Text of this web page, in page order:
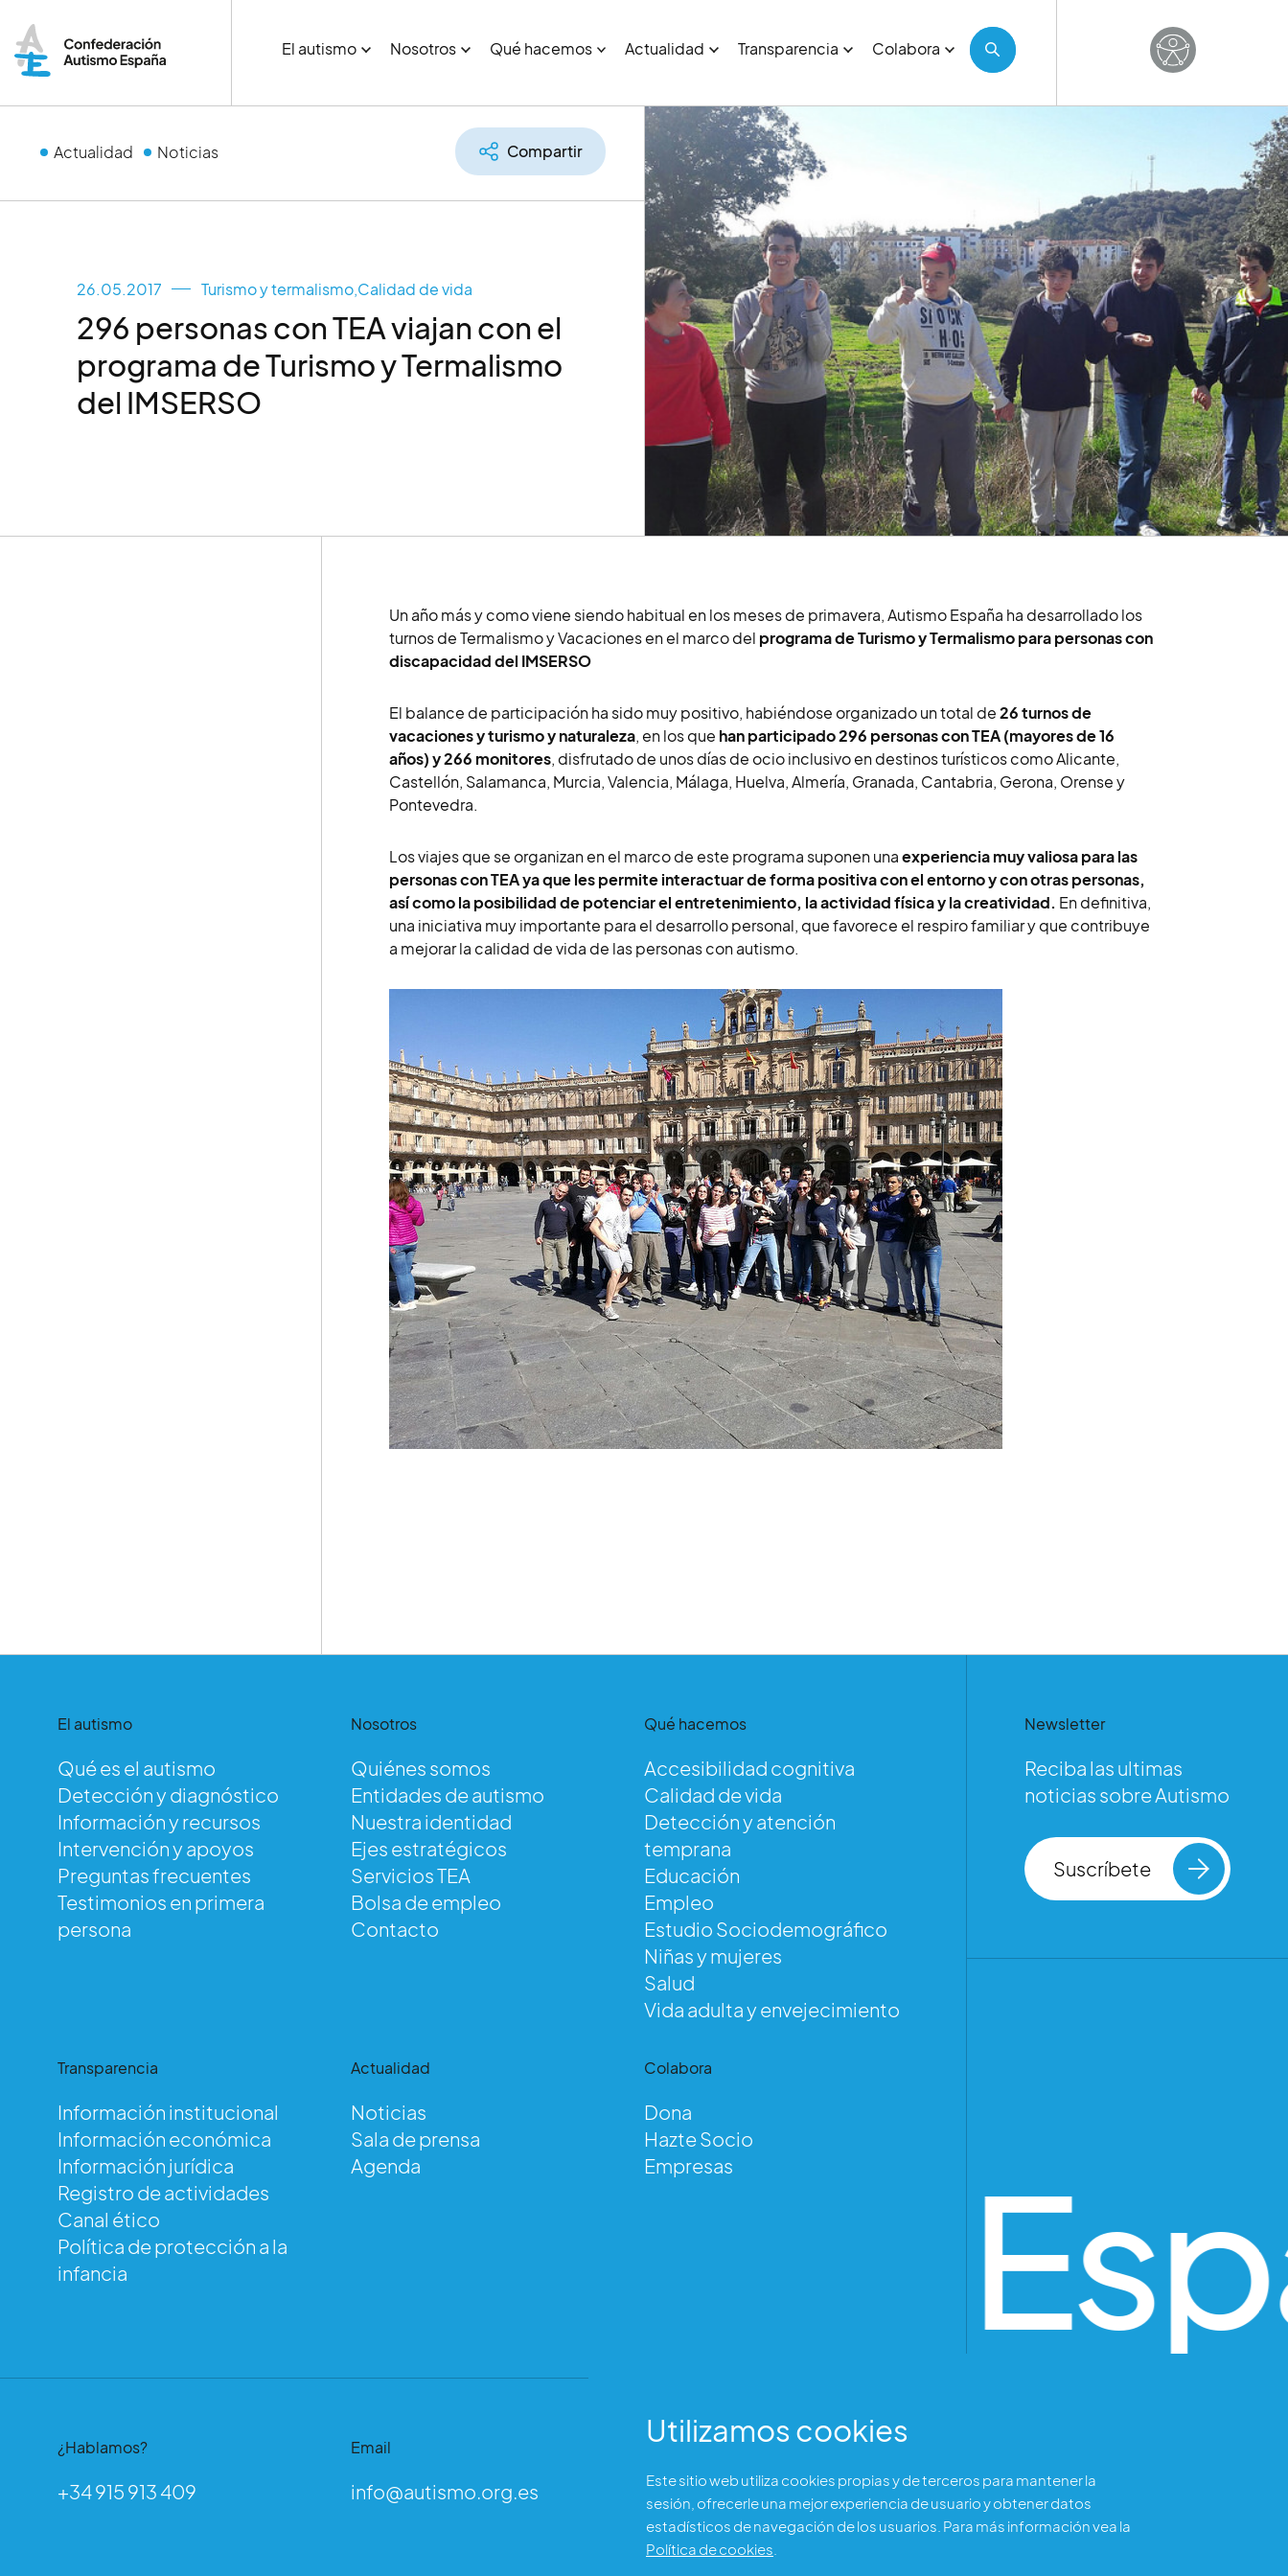
El autismo Nosotros Qué hacemos Actualidad Transparencia Colabora
Actualidad Noticias Compartir
26.05.2017 Turismo y termalismo,Calidad de vida
296 personas con TEA viajan con el
programa de Turismo y Termalismo
del IMSERSO
Un año más y como viene siendo habitual en los meses de primavera, Autismo España ha desarrollado los
turnos de Termalismo y Vacaciones en el marco del programa de Turismo y Termalismo para personas con
discapacidad del IMSERSO
El balance de participación ha sido muy positivo, habiéndose organizado un total de26 turnos de
vacaciones y turismo y naturaleza, en los que han participado 296 personas con TEA (mayores de 16
años) y 266 monitores, disfrutado de unos días de ocio inclusivo en destinos turísticos como Alicante,
Castellón, Salamanca, Murcia, Valencia, Málaga, Huelva, Almería, Granada, Cantabria, Gerona, Orense y
Pontevedra.
Los viajes que se organizan en el marco de este programa suponen unaexperiencia muy valiosa para las
personas con TEA ya que les permite interactuar de forma positiva con el entorno y con otras personas,
así como la posibilidad de potenciar el entretenimiento, la actividad física y la creatividad. En definitiva,
una iniciativa muy importante para el desarrollo personal, que favorece el respiro familiar y que contribuye
a mejorar la calidad de vida de las personas con autismo.
El autismo
Qué es el autismo
Detección y diagnóstico
Información y recursos
Intervención y apoyos
Preguntas frecuentes
Testimonios en primera
persona
Nosotros
Quiénes somos
Entidades de autismo
Nuestra identidad
Ejes estratégicos
Servicios TEA
Bolsa de empleo
Contacto
Qué hacemos
Accesibilidad cognitiva
Calidad de vida
Detección y atención
temprana
Educación
Empleo
Estudio Sociodemográfico
Niñas y mujeres
Salud
Vida adulta y envejecimiento
Transparencia
Información institucional
Información económica
Información jurídica
Registro de actividades
Canal ético
Política de protección a la
infancia
Actualidad
Noticias
Sala de prensa
Agenda
Colabora
Dona
Hazte Socio
Empresas
¿Hablamos?
+34 915 913 409
Email
info@autismo.org.es
Dirección
C/ Garibay 7, 3 izq.
28007 Madrid (España)
Newsletter
Reciba las ultimas
noticias sobre Autismo
Suscríbete
Autismo
Utilizamos cookies
Este sitio web utiliza cookies propias y de terceros para mantener la
sesión, ofrecerle una mejor experiencia de usuario y obtener datos
estadísticos de navegación de los usuarios. Para más información vea la
Política de cookies